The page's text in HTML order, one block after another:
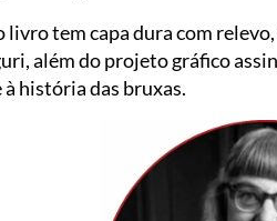
livro tem capa dura com
além do projeto gráfico
história das bruxas.